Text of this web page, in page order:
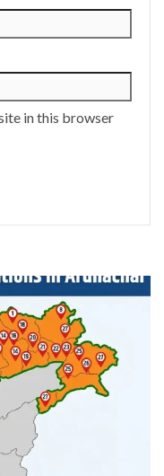
in this browser